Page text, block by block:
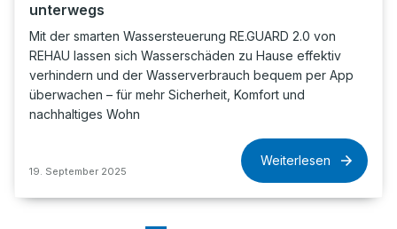
unterwegs
Mit der smarten Wassersteuerung RE.GUARD 2.0 von
REHAU lassen sich Wasserschäden zu Hause effektiv
verhindern und der Wasserverbrauch bequem per App
überwachen – für mehr Sicherheit, Komfort und
nachhaltiges Wohn
19. September 2025
Weiterlesen